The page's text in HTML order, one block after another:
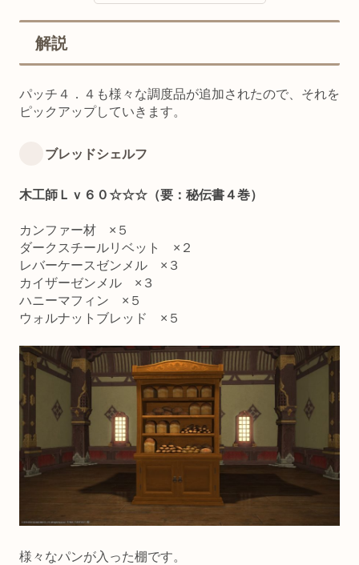
解説
パッチ４．４も様々な調度品が追加されたので、それを
ピックアップしていきます。
ブレッドシェルフ
木工師Ｌｖ６０☆☆☆（要：秘伝書４巻）
カンファー材 ×５
ダークスチールリベット ×２
レバーケースゼンメル ×３
カイザーゼンメル ×３
ハニーマフィン ×５
ウォルナットブレッド ×５
様々なパンが入った棚です。